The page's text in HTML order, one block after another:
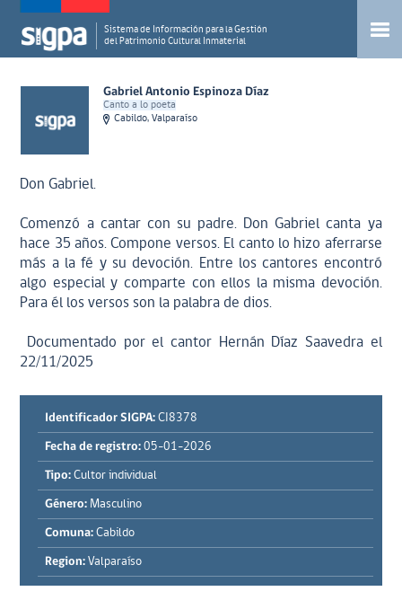
Sistema de Información para la Gestión
del Patrimonio Cultural Inmaterial
Gabriel Antonio Espinoza Díaz
Canto a lo poeta
Cabildo, Valparaíso
Don Gabriel.
Comenzó a cantar con su padre. Don Gabriel canta ya
hace 35 años. Compone versos. El canto lo hizo aferrarse
más a la fé y su devoción. Entre los cantores encontró
algo especial y comparte con ellos la misma devoción.
Para él los versos son la palabra de dios.
Documentado por el cantor Hernán Díaz Saavedra el
22/11/2025
Identificador SIGPA: CI8378
Fecha de registro: 05-01-2026
Tipo: Cultor individual
Género: Masculino
Comuna: Cabildo
Region: Valparaíso